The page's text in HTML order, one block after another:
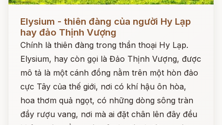
Elysium - thiên đàng của người Hy Lạp
hay đảo Thịnh Vượng
Chính là thiên đàng trong thần thoại Hy Lạp.
Elysium, hay còn gọi là Đảo Thịnh Vượng, được
mô tả là một cánh đồng nằm trên một hòn đảo
cực Tây của thế giới, nơi có khí hậu ôn hòa,
hoa thơm quả ngọt, có những dòng sông tràn
đầy rượu vang, nơi mà ai đặt chân lên đây đều